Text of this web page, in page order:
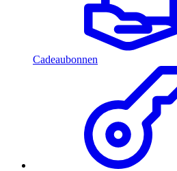
Cadeaubonnen